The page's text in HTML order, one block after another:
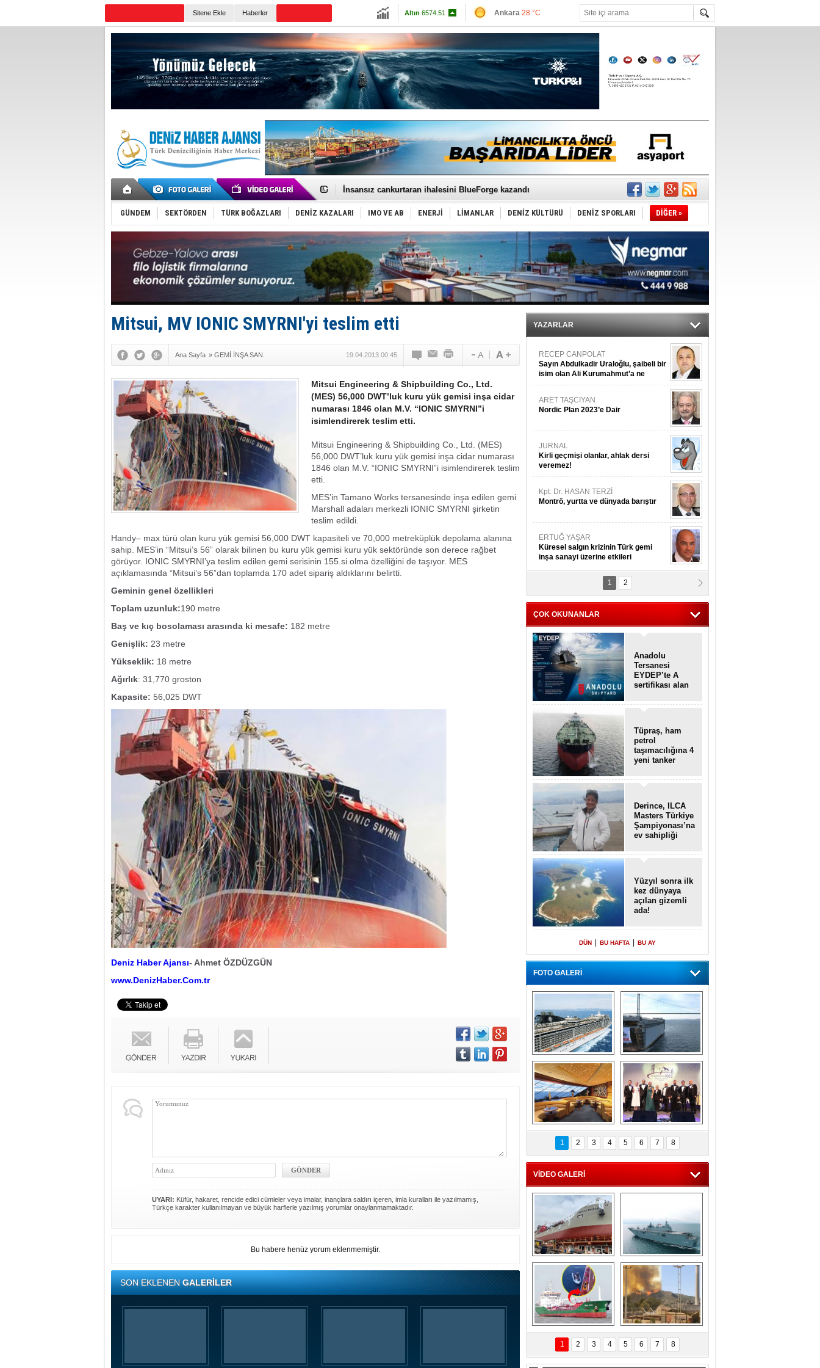
Sitene Ekle Haberler
Altın 6574.51
Euro54.992
Ankara 28 °C
Antalya33 °C
Muğla 28 °C
Çanakkale 27 °C
GİMBİRDER gemi inşa yan sanayinin sorunlarını tartıştı
İnsansız cankurtaran ihalesini BlueForge kazandı
Yüzyıl sonra ilk kez dünyaya açılan gizemli ada!
Anadolu Tersanesi EYDEP’te A sertifikası alan ilk tersane oldu
Derince, ILCA Masters Türkiye Şampiyonası’na ev sahipliği yapacak
Tüpraş, ham petrol taşımacılığına 4 yeni tanker daha ekliyor
İTU AUV, Dünya’da 2. oldu!
LNG taşımacılığında maliyetler katlandı
PROYAD, yat mürettebatı için yurt dışı harcı için düzenleme istiyor
Türkiye-Irak enerji hattında yeni dönem başlıyor
Türk Armatöre 'Uyuşturucu' tutuklaması!
Deniz turizminde yeni ‘Ceza Rejimi’!
DÖDER, 28. Dönem Yönetim Kurulu Başkanını seçti!
Fairline, Türkiye’de ‘SoleMarin’i seçti
GÜNDEM SEKTÖRDEN TÜRK BOĞAZLARI DENİZ KAZALARI IMO VE AB ENERJİ LİMANLAR DENİZ KÜLTÜRÜ DENİZ SPORLARI DİĞER »
Mitsui, MV IONIC SMYRNI'yi teslim etti
Ana Sayfa » GEMİ İNŞA SAN. 19.04.2013 00:45
Mitsui Engineering & Shipbuilding Co., Ltd.
(MES) 56,000 DWT’luk kuru yük gemisi inşa cidar
numarası 1846 olan M.V. “IONIC SMYRNI”i
isimlendirerek teslim etti.
Mitsui Engineering & Shipbuilding Co., Ltd. (MES)
56,000 DWT’luk kuru yük gemisi inşa cidar numarası
1846 olan M.V. “IONIC SMYRNI”i isimlendirerek teslim
etti.
MES’in Tamano Works tersanesinde inşa edilen gemi
Marshall adaları merkezli IONIC SMYRNI şirketin
teslim edildi.
Handy– max türü olan kuru yük gemisi 56,000 DWT kapasiteli ve 70,000 metreküplük depolama alanına
sahip. MES’in “Mitsui’s 56” olarak bilinen bu kuru yük gemisi kuru yük sektöründe son derece rağbet
görüyor. IONIC SMYRNI’ya teslim edilen gemi serisinin 155.si olma özelliğini de taşıyor. MES
açıklamasında “Mitsui’s 56”dan toplamda 170 adet sipariş aldıklarını belirtti.
Geminin genel özellikleri
Toplam uzunluk:190 metre
Baş ve kıç bosolaması arasında ki mesafe: 182 metre
Genişlik: 23 metre
Yükseklik: 18 metre
Ağırlık: 31,770 groston
Kapasite: 56,025 DWT
Deniz Haber Ajansı- Ahmet ÖZDÜZGÜN
www.DenizHaber.Com.tr
UYARI: Küfür, hakaret, rencide edici cümleler veya imalar, inançlara saldırı içeren, imla kuralları ile yazılmamış,
Türkçe karakter kullanılmayan ve büyük harflerle yazılmış yorumlar onaylanmamaktadır.
Bu habere henüz yorum eklenmemiştir.
SON EKLENENGALERİLER
YAZARLAR
RECEP CANPOLAT
Sayın Abdulkadir Uraloğlu, şaibeli bir
isim olan Ali Kurumahmut’a ne
danışıyorsunuz?
ARET TAŞCIYAN
Nordic Plan 2023’e Dair
JURNAL
Kirli geçmişi olanlar, ahlak dersi
veremez!
Kpt. Dr. HASAN TERZİ
Montrö, yurtta ve dünyada barıştır
ERTUĞ YAŞAR
Küresel salgın krizinin Türk gemi
inşa sanayi üzerine etkileri
Kpt. MESUT AZMİ GÖKSOY
ithafen...
1 2
ÇOK OKUNANLAR
Anadolu
Tersanesi
EYDEP’te A
sertifikası alan
Tüpraş, ham
petrol
taşımacılığına 4
yeni tanker
Derince, ILCA
Masters Türkiye
Şampiyonası’na
ev sahipliği
Yüzyıl sonra ilk
kez dünyaya
açılan gizemli
ada!
DÜN BU HAFTA BU AY
FOTO GALERİ
“Gemi içinde gemi”
konsepti ile MSC
Splendida
Dünyada tek!
Denizaltı yüzer
havuzu intikal
seyrine başladı
MSC'den 55 milyon
euroluk turizm geliri
müjdesi
5. Bosphorus Ship
Brokers Dinner,
İstanbul’da yapıldı
1 2 3 4 5 6 7 8
VİDEO GALERİ
Çeksan Tersanesi,
Başaran Bayrak
tankerini suya
indirdi
TCG Anadolu,
tersane teknik
seyrini tamamladı
Göçmenlerin
imdadına Türk
sahipli MINA DENIZ
yetişti
Milas’taki yangın
yeniden termik
santrallere doğru
ilerliyor
1 2 3 4 5 6 7 8